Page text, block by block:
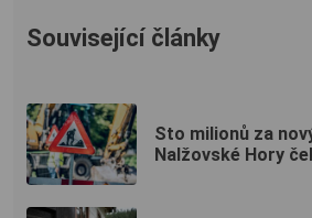
Související články
Sto milionů za
Nalžovské Hory